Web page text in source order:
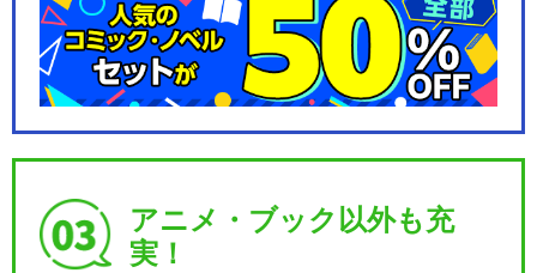
アニメ・ブック以外も充
実！